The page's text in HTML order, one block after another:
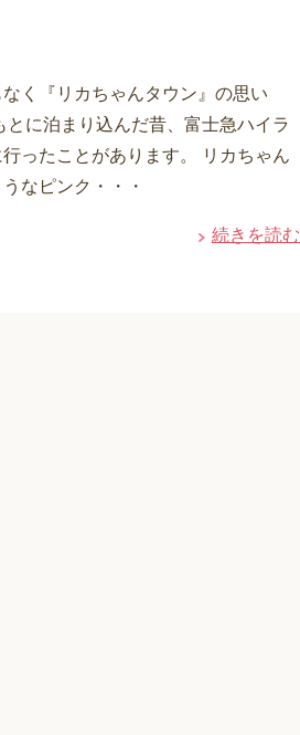
く『リカちゃんタウン』の思い
に泊まり込んだ昔、富士急ハイラ
ったことがあります。 リカちゃん
なピンク・・・
続きを読む